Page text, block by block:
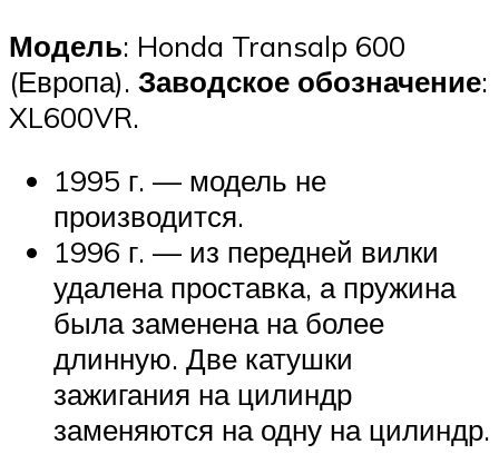
Модель: Honda Transalp 600
(Европа). Заводское обозначение:
XL600VR.
1995 г. — модель не
производится.
1996 г. — из передней вилки
удалена проставка, а пружина
была заменена на более
длинную. Две катушки
зажигания на цилиндр
заменяются на одну на цилиндр.